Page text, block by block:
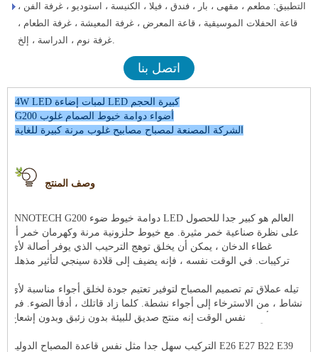
التطبيق: مطعم ، مقهى ، بار ، فندق ، فيلا ، الكنيسة ، استوديو ، غرفة الفن ،
قاعة الحفلات الموسيقية ، قاعة المعرض ، غرفة المعيشة ، غرفة الطعام ،
غرفة نوم ، الدراسة ، إلخ.
اتصل بنا
4W LED لمبات إضاءة LED كبيرة الحجم
G200 أضواء دوامة خيوط الصمام غلوب
الشركة المصنعة لمصباح مصابيح غلوب مرنة كبيرة للغاية
وصف المنتج
INNOTECH G200 دوامة خيوط ضوء LED العالم هو كبير جدا للحصول
على نظرة صناعية خمر مثيرة. مع خيوط حلزونية مرنة وكهرمان خمر أو
غطاء الدخان ، يمكن أن يخلق توهج الترحيب الذي يوفر أصالة لأي
تيله عملاق تم تصميم المصباح لتوفير تعتيم جودة لخلق أجواء مناسبة لأي
نشاط ، من الاسترخاء إلى أجواء نشطة. كلما زاد قاتلك ، أدفأ الضوء. في
التركيب سهل جدا مثل نفس قاعدة المصباح الدولية E26 E27 B22 E39